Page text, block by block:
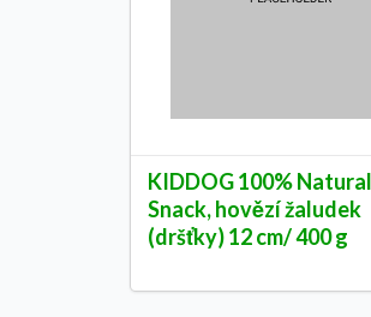
KIDDOG 100% Natural
Snack, hovězí žaludek
(dršťky) 12 cm/ 400 g